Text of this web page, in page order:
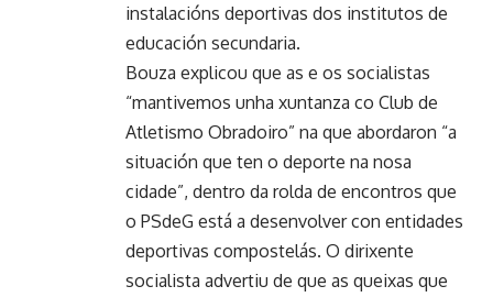
instalacións deportivas dos institutos de
educación secundaria.
Bouza explicou que as e os socialistas
“mantivemos unha xuntanza co Club de
Atletismo Obradoiro” na que abordaron “a
situación que ten o deporte na nosa
cidade”, dentro da rolda de encontros que
o PSdeG está a desenvolver con entidades
deportivas compostelás. O dirixente
socialista advertiu de que as queixas que